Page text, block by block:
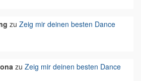
zu Zeig mir deinen besten Dance
zu Zeig mir deinen besten Dance